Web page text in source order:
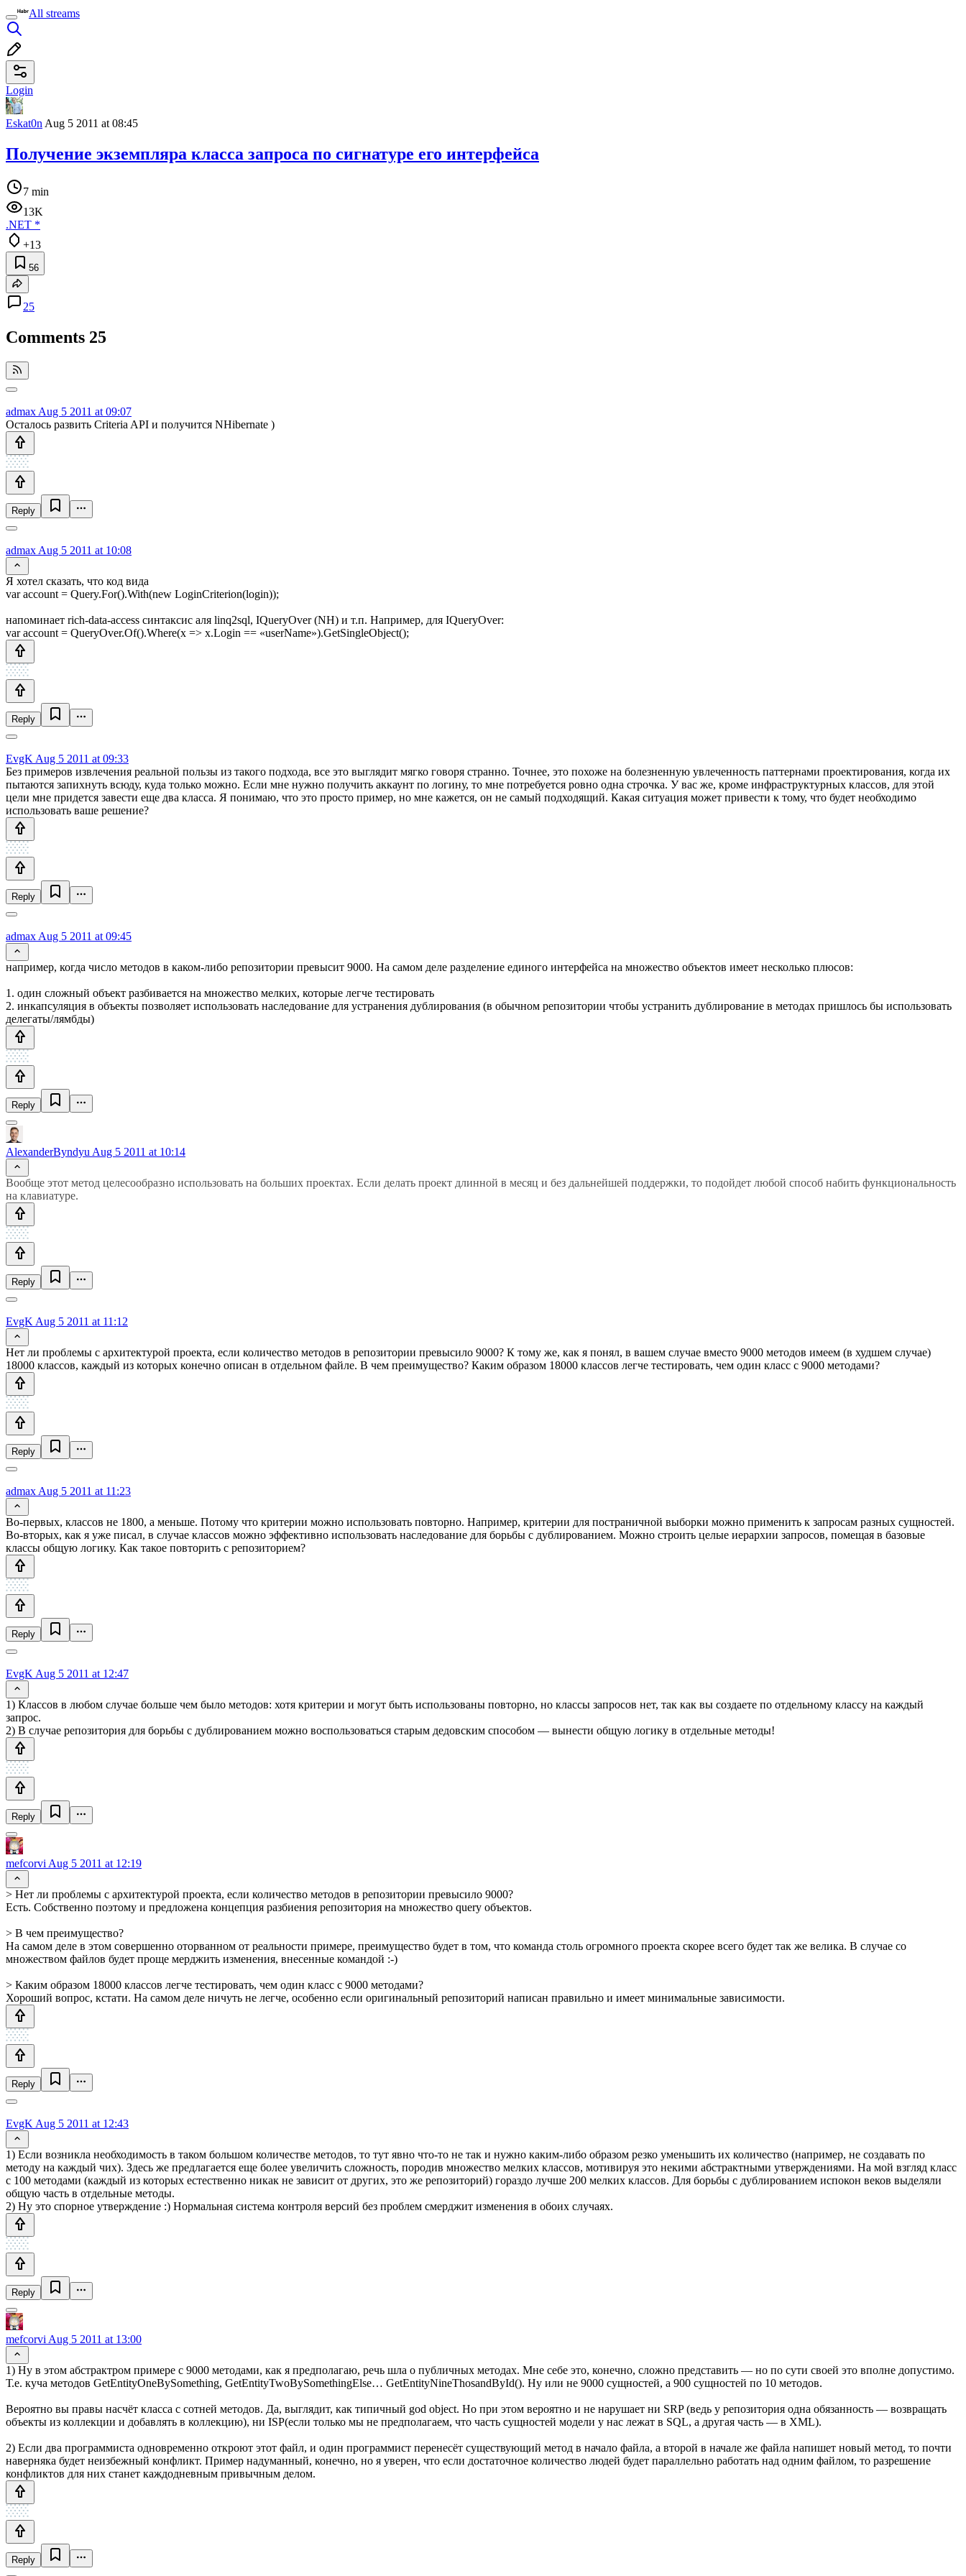
All streams
Login
Eskat0n Aug 5 2011 at 08:45
Получение экземпляра класса запроса по сигнатуре его интерфейса
7 min
13K
.NET *
+13
56
25
Comments 25
admax Aug 5 2011 at 09:07
Осталось развить Criteria API и получится NHibernate )
Reply
admax Aug 5 2011 at 10:08
Я хотел сказать, что код вида
var account = Query.For().With(new LoginCriterion(login));
напоминает rich-data-access синтаксис аля linq2sql, IQueryOver (NH) и т.п. Например, для IQueryOver:
var account = QueryOver.Of().Where(x => x.Login == «userName»).GetSingleObject();
Reply
EvgK Aug 5 2011 at 09:33
Без примеров извлечения реальной пользы из такого подхода, все это выглядит мягко говоря странно. Точнее, это похоже на болезненную увлеченность паттернами проектирования, когда их
пытаются запихнуть всюду, куда только можно. Если мне нужно получить аккаунт по логину, то мне потребуется ровно одна строчка. У вас же, кроме инфраструктурных классов, для этой
цели мне придется завести еще два класса. Я понимаю, что это просто пример, но мне кажется, он не самый подходящий. Какая ситуация может привести к тому, что будет необходимо
использовать ваше решение?
Reply
admax Aug 5 2011 at 09:45
например, когда число методов в каком-либо репозитории превысит 9000. На самом деле разделение единого интерфейса на множество объектов имеет несколько плюсов:
1. один сложный объект разбивается на множество мелких, которые легче тестировать
2. инкапсуляция в объекты позволяет использовать наследование для устранения дублирования (в обычном репозитории чтобы устранить дублирование в методах пришлось бы использовать
делегаты/лямбды)
Reply
AlexanderByndyu Aug 5 2011 at 10:14
Вообще этот метод целесообразно использовать на больших проектах. Если делать проект длинной в месяц и без дальнейшей поддержки, то подойдет любой способ набить функциональность
на клавиатуре.
Reply
EvgK Aug 5 2011 at 11:12
Нет ли проблемы с архитектурой проекта, если количество методов в репозитории превысило 9000? К тому же, как я понял, в вашем случае вместо 9000 методов имеем (в худшем случае)
18000 классов, каждый из которых конечно описан в отдельном файле. В чем преимущество? Каким образом 18000 классов легче тестировать, чем один класс с 9000 методами?
Reply
admax Aug 5 2011 at 11:23
Во-первых, классов не 1800, а меньше. Потому что критерии можно использовать повторно. Например, критерии для постраничной выборки можно применить к запросам разных сущностей.
Во-вторых, как я уже писал, в случае классов можно эффективно использовать наследование для борьбы с дублированием. Можно строить целые иерархии запросов, помещая в базовые
классы общую логику. Как такое повторить с репозиторием?
Reply
EvgK Aug 5 2011 at 12:47
1) Классов в любом случае больше чем было методов: хотя критерии и могут быть использованы повторно, но классы запросов нет, так как вы создаете по отдельному классу на каждый
запрос.
2) В случае репозитория для борьбы с дублированием можно воспользоваться старым дедовским способом — вынести общую логику в отдельные методы!
Reply
mefcorvi Aug 5 2011 at 12:19
> Нет ли проблемы с архитектурой проекта, если количество методов в репозитории превысило 9000?
Есть. Собственно поэтому и предложена концепция разбиения репозитория на множество query объектов.
> В чем преимущество?
На самом деле в этом совершенно оторванном от реальности примере, преимущество будет в том, что команда столь огромного проекта скорее всего будет так же велика. В случае со
множеством файлов будет проще мерджить изменения, внесенные командой :-)
> Каким образом 18000 классов легче тестировать, чем один класс с 9000 методами?
Хороший вопрос, кстати. На самом деле ничуть не легче, особенно если оригинальный репозиторий написан правильно и имеет минимальные зависимости.
Reply
EvgK Aug 5 2011 at 12:43
1) Если возникла необходимость в таком большом количестве методов, то тут явно что-то не так и нужно каким-либо образом резко уменьшить их количество (например, не создавать по
методу на каждый чих). Здесь же предлагается еще более увеличить сложность, породив множество мелких классов, мотивируя это некими абстрактными утверждениями. На мой взгляд класс
с 100 методами (каждый из которых естественно никак не зависит от других, это же репозиторий) гораздо лучше 200 мелких классов. Для борьбы с дублированием испокон веков выделяли
общую часть в отдельные методы.
2) Ну это спорное утверждение :) Нормальная система контроля версий без проблем смерджит изменения в обоих случаях.
Reply
mefcorvi Aug 5 2011 at 13:00
1) Ну в этом абстрактром примере с 9000 методами, как я предполагаю, речь шла о публичных методах. Мне себе это, конечно, сложно представить — но по сути своей это вполне допустимо.
Т.е. куча методов GetEntityOneBySomething, GetEntityTwoBySomethingElse… GetEntityNineThosandById(). Ну или не 9000 сущностей, а 900 сущностей по 10 методов.
Вероятно вы правы насчёт класса с сотней методов. Да, выглядит, как типичный god object. Но при этом вероятно и не нарушает ни SRP (ведь у репозитория одна обязанность — возвращать
объекты из коллекции и добавлять в коллекцию), ни ISP(если только мы не предполагаем, что часть сущностей модели у нас лежат в SQL, а другая часть — в XML).
2) Если два программиста одновременно откроют этот файл, и один программист перенесёт существующий метод в начало файла, а второй в начале же файла напишет новый метод, то почти
наверняка будет неизбежный конфликт. Пример надуманный, конечно, но я уверен, что если достаточное количество людей будет параллельно работать над одним файлом, то разрешение
конфликтов для них станет каждодневным привычным делом.
Reply